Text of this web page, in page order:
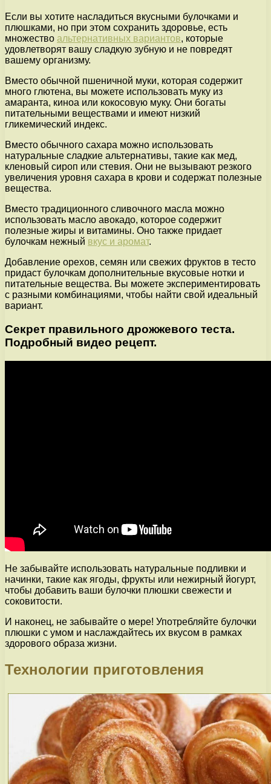
Если вы хотите насладиться вкусными булочками и
плюшками, но при этом сохранить здоровье, есть
множество альтернативных вариантов, которые
удовлетворят вашу сладкую зубную и не повредят
вашему организму.
Вместо обычной пшеничной муки, которая содержит
много глютена, вы можете использовать муку из
амаранта, киноа или кокосовую муку. Они богаты
питательными веществами и имеют низкий
гликемический индекс.
Вместо обычного сахара можно использовать
натуральные сладкие альтернативы, такие как мед,
кленовый сироп или стевия. Они не вызывают резкого
увеличения уровня сахара в крови и содержат полезные
вещества.
Вместо традиционного сливочного масла можно
использовать масло авокадо, которое содержит
полезные жиры и витамины. Оно также придает
булочкам нежный вкус и аромат.
Добавление орехов, семян или свежих фруктов в тесто
придаст булочкам дополнительные вкусовые нотки и
питательные вещества. Вы можете экспериментировать
с разными комбинациями, чтобы найти свой идеальный
вариант.
Секрет правильного дрожжевого теста.
Подробный видео рецепт.
Не забывайте использовать натуральные подливки и
начинки, такие как ягоды, фрукты или нежирный йогурт,
чтобы добавить ваши булочки плюшки свежести и
соковитости.
И наконец, не забывайте о мере! Употребляйте булочки
плюшки с умом и наслаждайтесь их вкусом в рамках
здорового образа жизни.
Технологии приготовления